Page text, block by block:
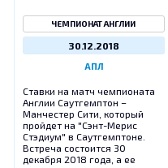
ЧЕМПИОНАТ АНГЛИИ
30.12.2018
АПЛ
Ставки на матч чемпионата
Англии Саутгемптон –
Манчестер Сити, который
пройдет на "Сэнт-Мерис
Стэдиум" в Саутгемптоне.
Встреча состоится 30
декабря 2018 года, а ее